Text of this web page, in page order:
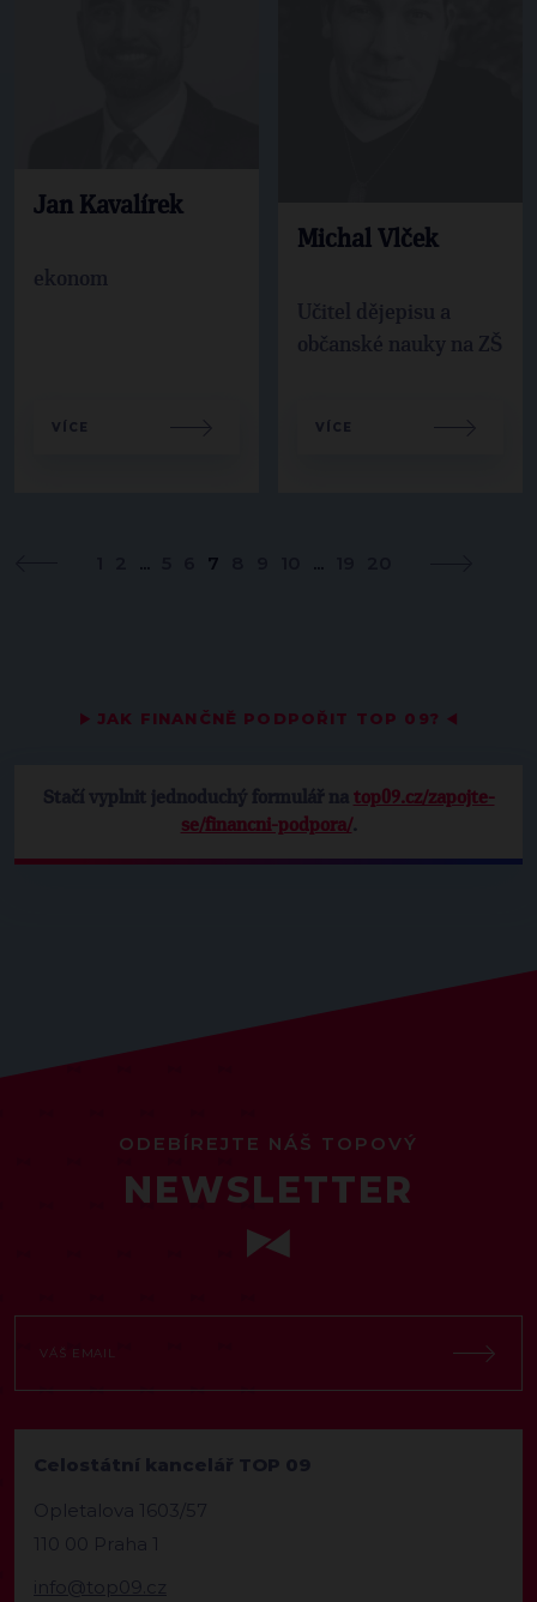
▶ JAK FINANČNĚ PODPOŘIT TOP 09? ◀
Stačí vyplnit jednoduchý formulář na top09.cz/zapojte-
se/financni-podpora/.
Jan Kavalírek
ekonom
VÍCE
Michal Vlček
Učitel dějepisu a
občanské nauky na ZŠ
VÍCE
... 7 ...
ODEBÍREJTE NÁŠ TOPOVÝ
NEWSLETTER
Celostátní kancelář TOP 09
Opletalova 1603/57
110 00 Praha 1
info@top09.cz